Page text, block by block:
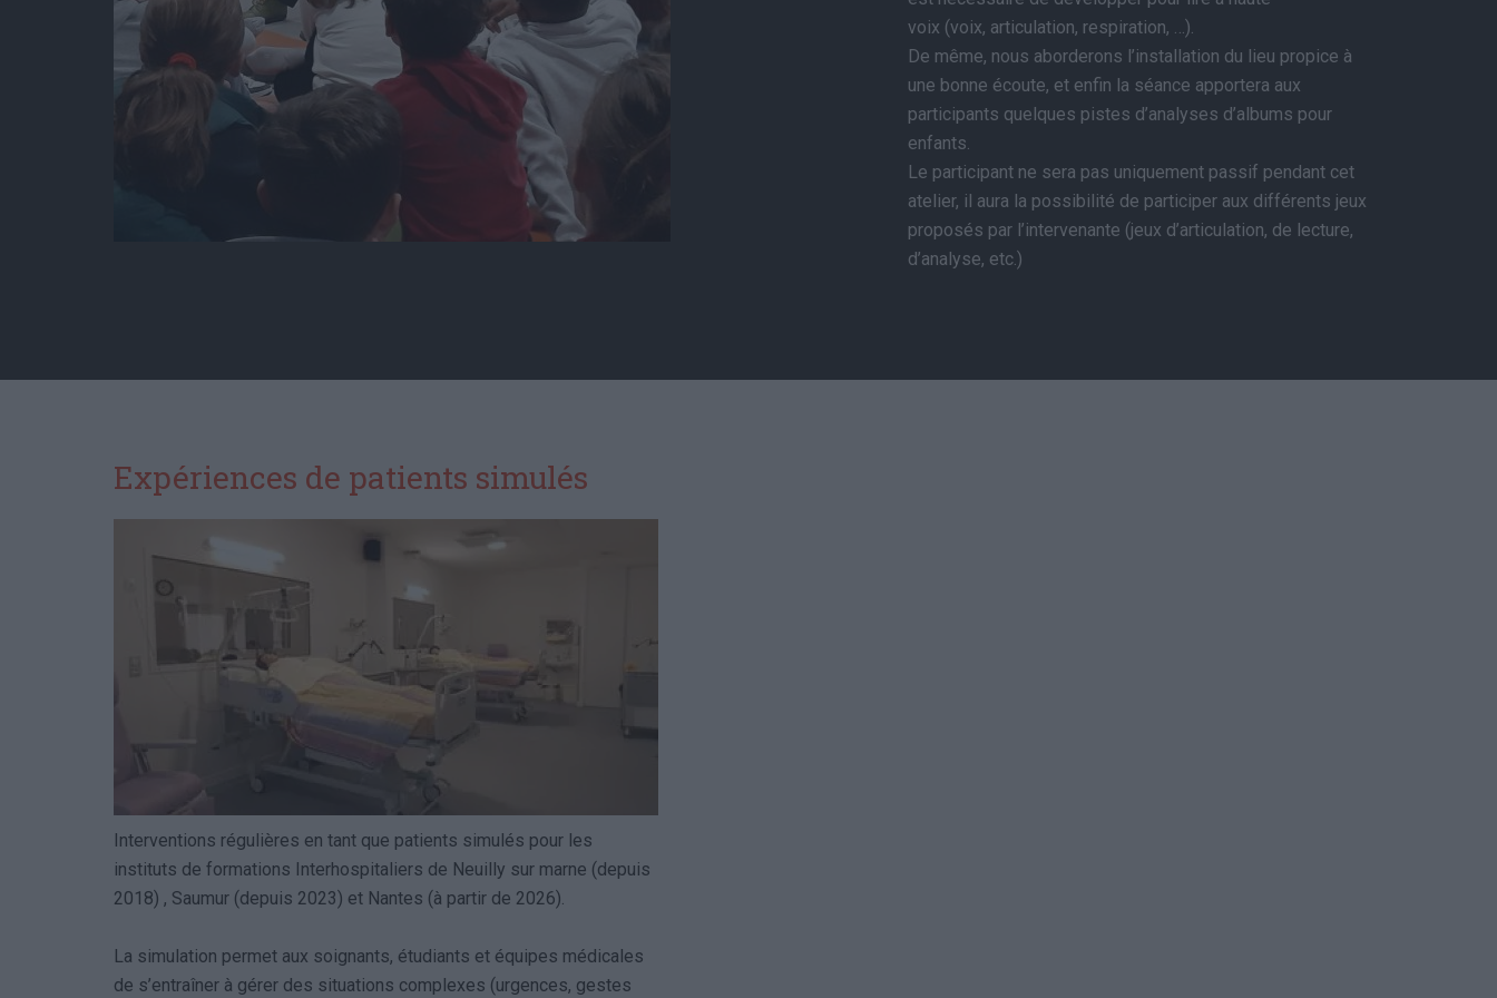
voix (voix, articulation, respiration, …).
De même, nous aborderons l’installation du lieu propice à
une bonne écoute, et enfin la séance apportera aux
participants quelques pistes d’analyses d’albums pour
enfants.
Le participant ne sera pas uniquement passif pendant cet
atelier, il aura la possibilité de participer aux différents jeux
proposés par l’intervenante (jeux d’articulation, de lecture,
d’analyse, etc.)
Expériences de patients simulés
Interventions régulières en tant que patients simulés pour les
instituts de formations Interhospitaliers de Neuilly sur marne (depuis
2018) , Saumur (depuis 2023) et Nantes (à partir de 2026).
La simulation permet aux soignants, étudiants et équipes médicales
de s’entraîner à gérer des situations complexes (urgences, gestes